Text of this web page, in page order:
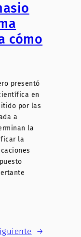
cómo
presentó
en
por las
a
la
la
→